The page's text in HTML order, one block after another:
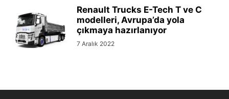
Renault Trucks E-Tech T ve C
modelleri, Avrupa’da yola
çıkmaya hazırlanıyor
7 Aralık 2022